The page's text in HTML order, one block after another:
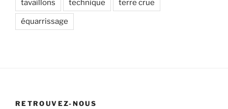
tavaillons technique terre crue
équarrissage
RETROUVEZ-NOUS